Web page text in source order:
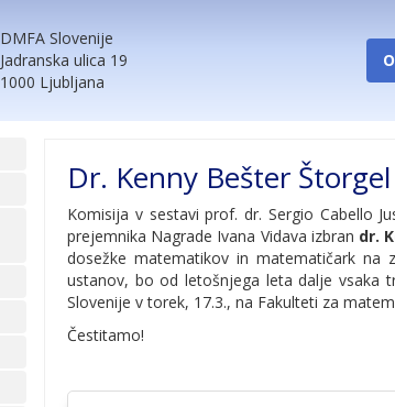
DMFA Slovenije
Jadranska ulica 19
1000 Ljubljana
Dr. Kenny Bešter
Komisija v sestavi prof. dr. Sergio Cabello
prejemnika Nagrade Ivana Vidava izbran dr.
dosežke matematikov in matematičark na
ustanov, bo od letošnjega leta dalje vsaka
Slovenije v torek, 17.3., na Fakulteti za
Čestitamo!